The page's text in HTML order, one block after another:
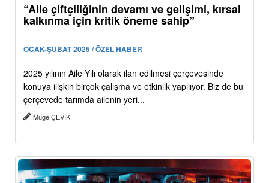
“Aile çiftçiliğinin devamı ve gelişimi, kırsal
kalkınma için kritik öneme sahip”
OCAK-ŞUBAT 2025 / ÖZEL HABER
2025 yılının Aile Yılı olarak ilan edilmesi çerçevesinde
konuya ilişkin birçok çalışma ve etkinlik yapılıyor. Biz de bu
çerçevede tarımda ailenin yeri...
Müge ÇEVİK